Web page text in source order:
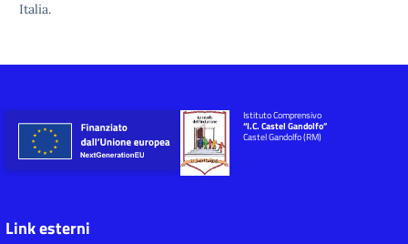
Italia.
Istituto Comprensivo
“I.C. Castel Gandolfo”
Castel Gandolfo (RM)
Link esterni